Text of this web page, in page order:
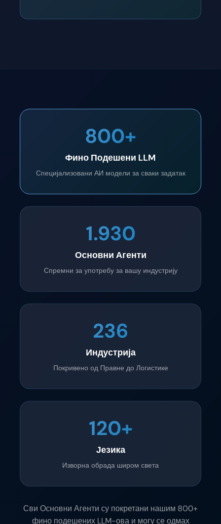
800+
Фино Подешени LLM
Специјализовани АИ модели за сваки задатак
1.930
Основни Агенти
Спремни за употребу за вашу индустрију
236
Индустрија
Покривено од Правне до Логистике
120+
Језика
Изворна обрада широм света
Сви Основни Агенти су покретани нашим 800+
фино подешених LLM-ова и могу се одмах